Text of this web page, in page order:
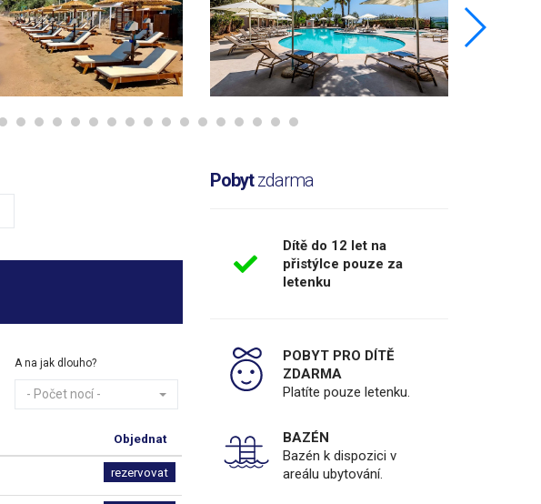
A na jak dlouho?
- Počet nocí -
Objednat
rezervovat
Pobytzdarma
Dítě do 12 let na
přistýlce pouze za
letenku
POBYT PRO DÍTĚ
ZDARMA
Platíte pouze letenku.
BAZÉN
Bazén k dispozici v
areálu ubytování.